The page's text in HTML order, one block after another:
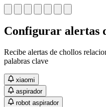
Configurar alertas
Recibe alertas de chollos
palabras clave
xiaomi
aspirador
robot aspirador